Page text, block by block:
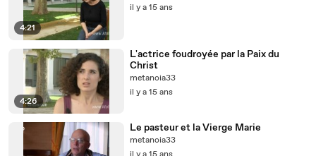
4:21
il y a 15 ans
4:26
L'actrice foudroyée par la Paix du
Christ
metanoia33
il y a 15 ans
Le pasteur et la Vierge Marie
metanoia33